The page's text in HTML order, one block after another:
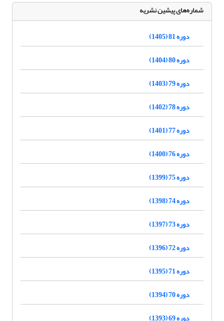
شماره‌های پیشین نشریه
دوره 81 (1405)
دوره 80 (1404)
دوره 79 (1403)
دوره 78 (1402)
دوره 77 (1401)
دوره 76 (1400)
دوره 75 (1399)
دوره 74 (1398)
دوره 73 (1397)
دوره 72 (1396)
دوره 71 (1395)
دوره 70 (1394)
دوره 69 (1393)